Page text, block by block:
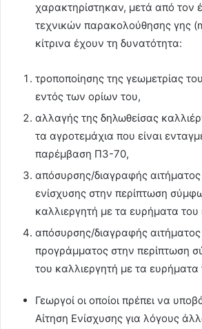
χαρακτηρίστηκαν, μετά από τον
τεχνικών παρακολούθησης γης
κίτρινα έχουν τη δυνατότητα:
τροποποίησης της γεωμετρίας
εντός των ορίων του,
αλλαγής της δηλωθείσας
τα αγροτεμάχια που είναι
παρέμβαση Π3-70,
απόσυρσης/διαγραφής
ενίσχυσης στην περίπτωση
καλλιεργητή με τα ευρήματα
απόσυρσης/διαγραφής αιτήματος
προγράμματος στην περίπτωση
του καλλιεργητή με τα
Γεωργοί οι οποίοι πρέπει να
Αίτηση Ενίσχυσης για λόγους